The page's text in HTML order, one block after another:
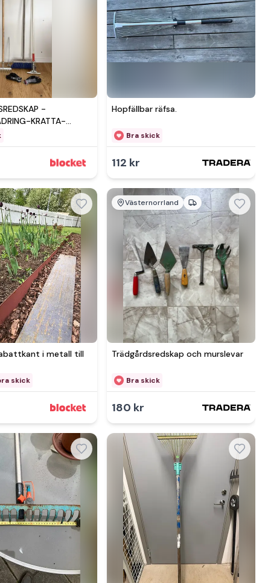
Se mer hos
-
KRATTA-
Hopfällbar räfsa.
Bra skick
112 kr
Se mer hos
Se mer hos
i metall till
skick
Västernorrland
Trädgårdsredskap och murslevar
Bra skick
180 kr